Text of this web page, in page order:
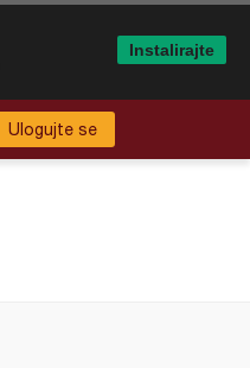
Ulogujte se
Instalirajte